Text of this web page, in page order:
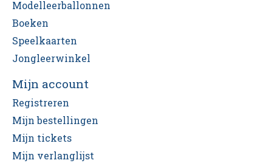
Modelleerballonnen
Boeken
Speelkaarten
Jongleerwinkel
Mijn account
Registreren
Mijn bestellingen
Mijn tickets
Mijn verlanglijst